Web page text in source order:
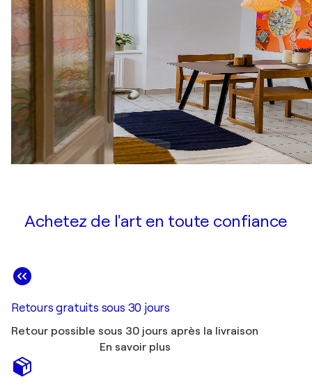
Achetez de l'art en toute confiance
Retours gratuits sous 30 jours
Retour possible sous 30 jours après la livraison
En savoir plus